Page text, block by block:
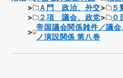
Ａ門 政治、外交
２項 議会、政党
０
帝国議会関係雑件／議
ノ演説関係 第八巻